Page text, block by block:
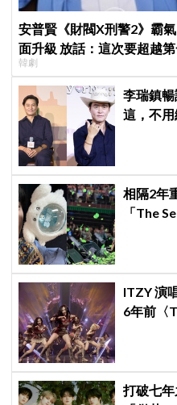
安普賢《財閥X刑警2》霸
面升級 放話：這次要超越
韓劇
李瑞鎮
這，不
相隔2年
「The
ITZY 演
6年前〈
打破七